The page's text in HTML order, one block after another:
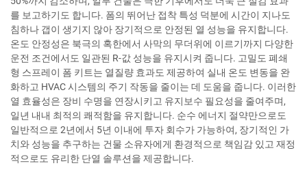
를 보고하기도 합니다. 폼의 뛰어난 접착 특성 덕분에 시간이 지나도
침하나 갭이 생기지 않아 장기적으로 안정된 열 성능을 유지합니다.
온도 안정성은 북극의 혹한에서 사막의 무더위에 이르기까지 다양한
운전 조건에서도 일관된 R-값 성능을 유지시켜 줍니다. 고밀도 폐쇄
형 스프레이 폼 키트는 열질량 효과도 제공하여 실내 온도 변동을 완
화하고 HVAC 시스템의 주기 작동을 줄이는 데 도움을 줍니다. 이러한
열 효율성은 장비 수명을 연장시키고 유지보수 필요성을 줄여주며,
일년 내내 최적의 쾌적함을 유지합니다. 순수 에너지 절약만으로도
일반적으로 2년에서 5년 이내에 투자 회수가 가능하여, 장기적인 가
치와 성능을 추구하는 건물 소유자에게 환경적으로 책임감 있고 재정
적으로도 유리한 단열 솔루션을 제공합니다.